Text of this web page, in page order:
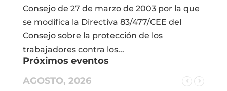
Consejo de 27 de marzo de 2003 por la que
se modifica la Directiva 83/477/CEE del
Consejo sobre la protección de los
trabajadores contra los...
Próximos eventos
AGOSTO, 2026